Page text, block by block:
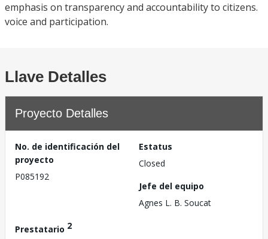
emphasis on transparency and accountability to citizens.
voice and participation.
Llave Detalles
Proyecto Detalles
No. de identificación del
proyecto
P085192
Estatus
Closed
Jefe del equipo
Agnes L. B. Soucat
Prestatario 2